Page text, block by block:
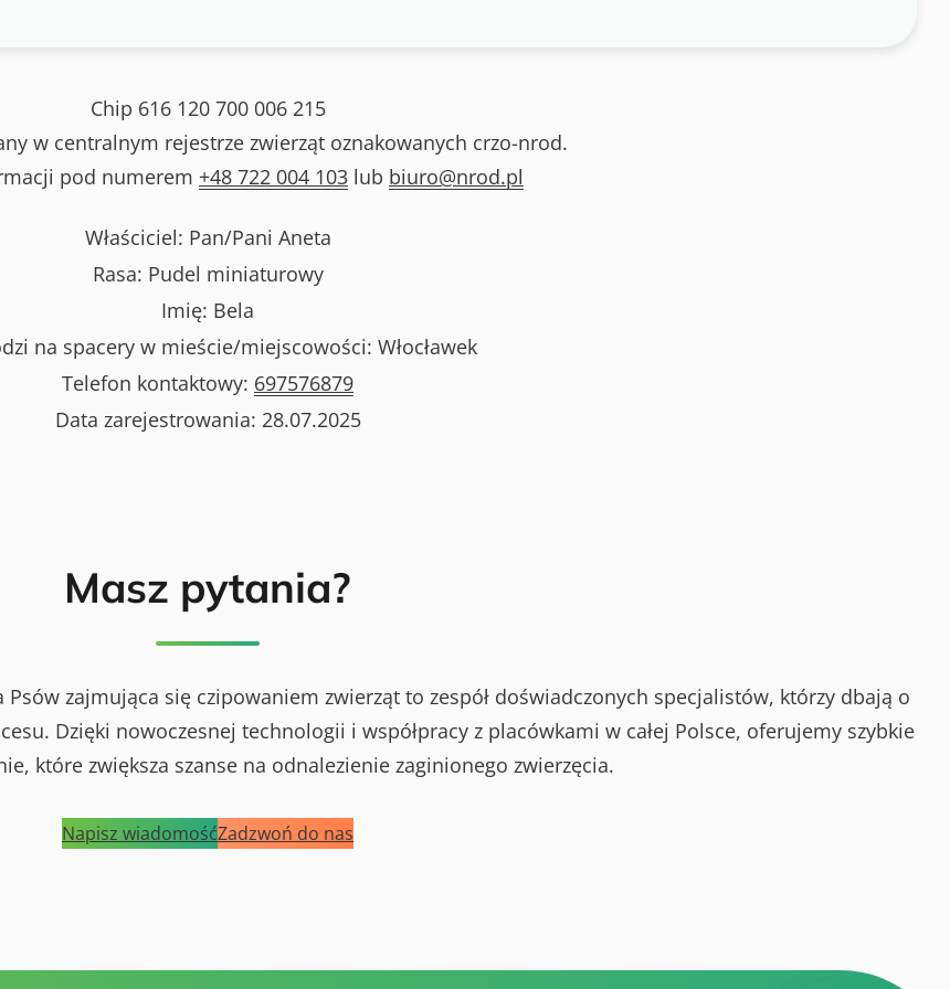
Chip 616 120 700 006 215
w centralnym rejestrze zwierząt oznakowanych crzo-nrod.
pod numerem +48 722 004 103 lub biuro@nrod.pl
Właściciel: Pan/Pani Aneta
Rasa: Pudel miniaturowy
Imię: Bela
na spacery w mieście/miejscowości: Włocławek
Telefon kontaktowy: 697576879
Data zarejestrowania: 28.07.2025
Masz pytania?
Psów zajmująca się czipowaniem zwierząt to zespół doświadczonych specjalistów, którzy dbają o
Dzięki nowoczesnej technologii i współpracy z placówkami w całej Polsce, oferujemy szybkie
które zwiększa szanse na odnalezienie zaginionego zwierzęcia.
Napisz wiadomośćZadzwoń do nas